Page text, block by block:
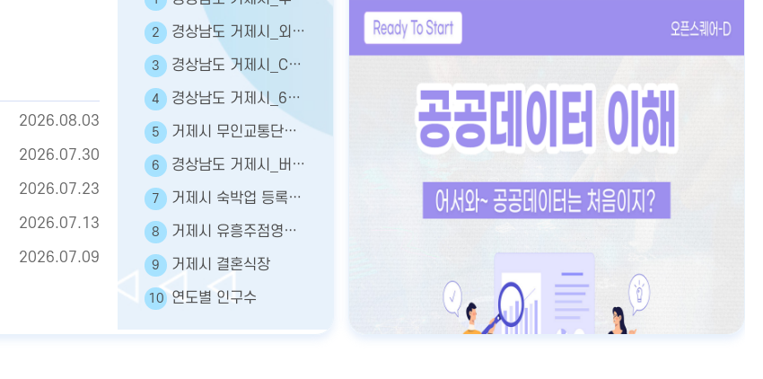
2026.08.03
2026.07.30
2026.07.23
2026.07.13
2026.07.09
2 경상남도 거제시_외국인주민현황
3 경상남도 거제시_CCTV현황
4 경상남도 거제시_65세이상인구
5 거제시 무인교통단속카메라표준데이터
6 경상남도 거제시_버스 정보
7 거제시 숙박업 등록현황
8 거제시 유흥주점영업 - 인허가
9 거제시 결혼식장
10 연도별 인구수